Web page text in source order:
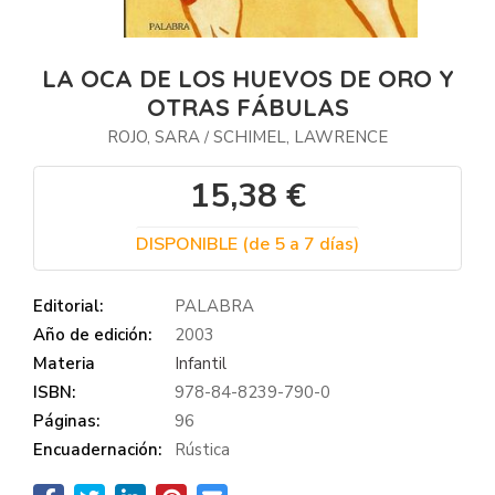
LA OCA DE LOS HUEVOS DE ORO Y
OTRAS FÁBULAS
ROJO, SARA / SCHIMEL, LAWRENCE
15,38 €
DISPONIBLE (de 5 a 7 días)
Editorial:
PALABRA
Año de edición:
2003
Materia
Infantil
ISBN:
978-84-8239-790-0
Páginas:
96
Encuadernación:
Rústica